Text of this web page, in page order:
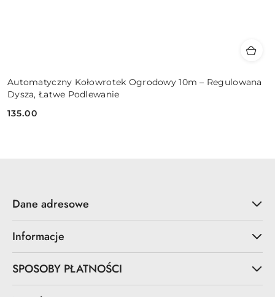
Automatyczny Kołowrotek Ogrodowy 10m – Regulowana
Dysza, Łatwe Podlewanie
Cena:
135.00
Dane adresowe
Informacje
SPOSOBY PŁATNOŚCI